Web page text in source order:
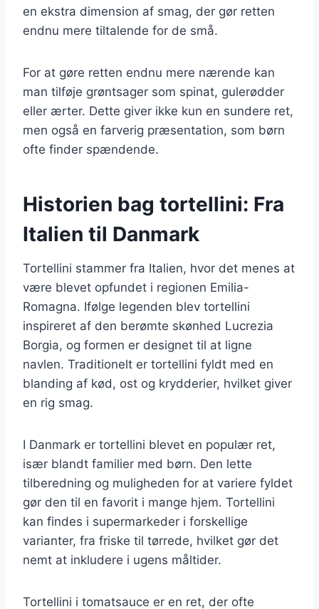
en ekstra dimension af smag, der gør retten
endnu mere tiltalende for de små.
For at gøre retten endnu mere nærende kan
man tilføje grøntsager som spinat, gulerødder
eller ærter. Dette giver ikke kun en sundere ret,
men også en farverig præsentation, som børn
ofte finder spændende.
Historien bag tortellini: Fra
Italien til Danmark
Tortellini stammer fra Italien, hvor det menes at
være blevet opfundet i regionen Emilia-
Romagna. Ifølge legenden blev tortellini
inspireret af den berømte skønhed Lucrezia
Borgia, og formen er designet til at ligne
navlen. Traditionelt er tortellini fyldt med en
blanding af kød, ost og krydderier, hvilket giver
en rig smag.
I Danmark er tortellini blevet en populær ret,
især blandt familier med børn. Den lette
tilberedning og muligheden for at variere fyldet
gør den til en favorit i mange hjem. Tortellini
kan findes i supermarkeder i forskellige
varianter, fra friske til tørrede, hvilket gør det
nemt at inkludere i ugens måltider.
Tortellini i tomatsauce er en ret, der ofte